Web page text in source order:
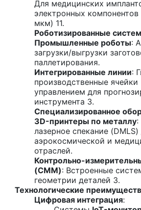
Для медицинских
электронных
мкм) 11.
Роботизированные
Промышленные роботы:
загрузки/выгрузки
паллетирования.
Интегрированные линии:
производственные
управлением для
инструмента 3.
Специализированное
3D-принтеры по металлу
лазерное спекание (DMLS)
аэрокосмической и
отраслей.
Контрольно-
(CMM): Встроенные
геометрии деталей 3.
Технологические
Цифровая интеграция: